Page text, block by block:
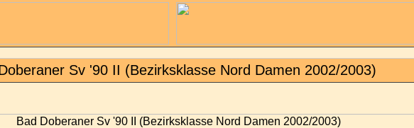
Sv '90 II (Bezirksklasse Nord Damen 2002/2003)